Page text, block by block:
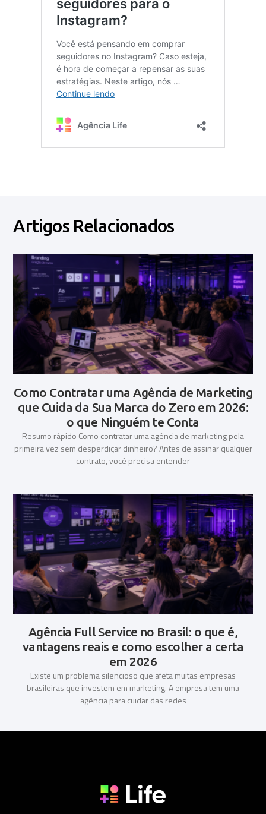
Artigos Relacionados
Como Contratar uma Agência de Marketing
que Cuida da Sua Marca do Zero em 2026:
o que Ninguém te Conta
Resumo rápido Como contratar uma agência de marketing pela
primeira vez sem desperdiçar dinheiro? Antes de assinar qualquer
contrato, você precisa entender
Agência Full Service no Brasil: o que é,
vantagens reais e como escolher a certa
em 2026
Existe um problema silencioso que afeta muitas empresas
brasileiras que investem em marketing. A empresa tem uma
agência para cuidar das redes